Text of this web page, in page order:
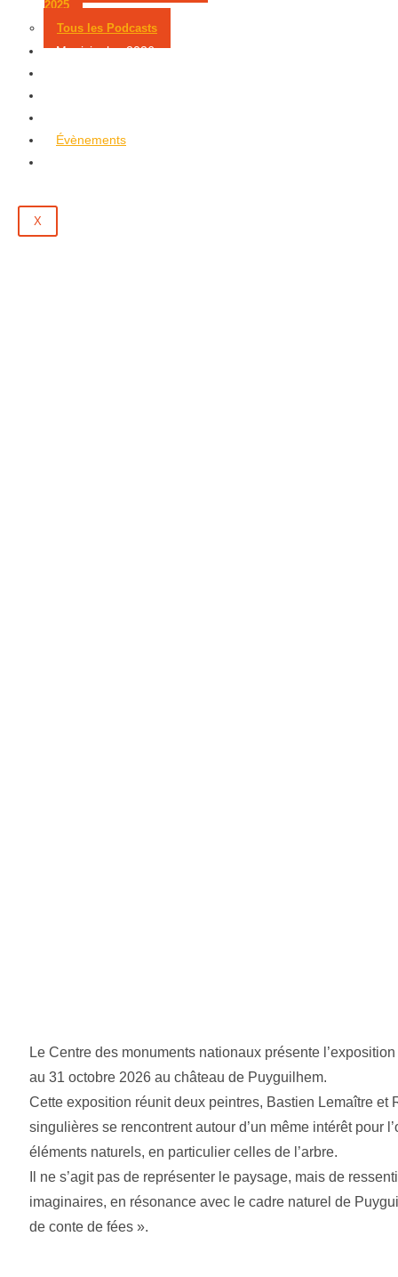
2025
Tous les Podcasts
Municipales 2026
Évènements
X
Le Centre des monuments nationaux présente
au 31 octobre 2026 au château de Puyguilhem.
Cette exposition réunit deux peintres, Bastien Lemaître et
singulières se rencontrent autour d’un même intérêt pour
éléments naturels, en particulier celles de l’arbre.
Il ne s’agit pas de représenter le paysage, mais de
imaginaires, en résonance avec le cadre naturel de
de conte de fées ».